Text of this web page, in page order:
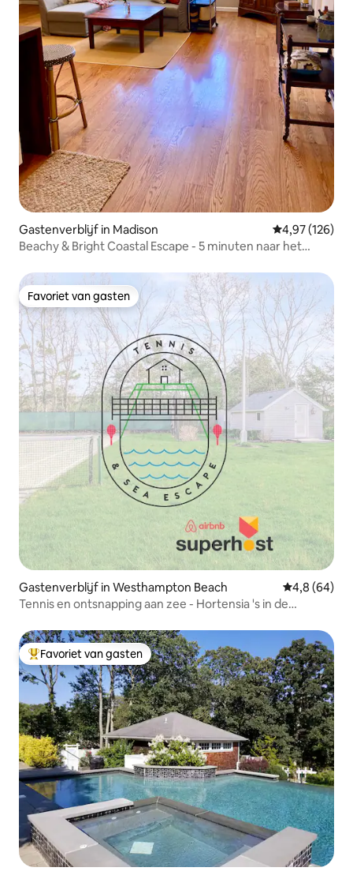
Gastenverblijf in Madison Gemiddelde
4,97 (126)
Beachy & Bright Coastal Escape - 5 minuten naar het
Favoriet van gasten
Favoriet van gasten
Gastenverblijf in Westhampton Beach Gemiddelde
4,8 (64)
Tennis en ontsnapping aan zee - Hortensia 's in de
Topfavoriet van gasten
Favoriet van gasten